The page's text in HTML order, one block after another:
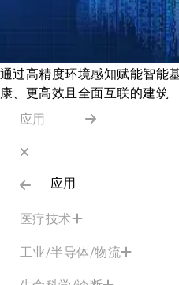
通过高精度环境感知赋能智能
康、更高效且全面互联的建筑
应用
应用
医疗技术
工业/半导体/物流